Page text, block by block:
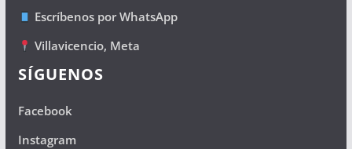
Escríbenos por WhatsApp
Villavicencio, Meta
SÍGUENOS
Facebook
Instagram